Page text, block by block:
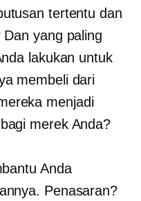
tertentu dan
yang paling
lakukan untuk
membeli dari
menjadi
merek Anda?
Anda
Penasaran?